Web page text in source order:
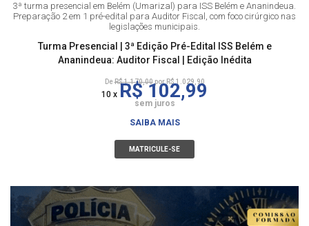
3ª turma presencial em Belém (Umarizal) para ISS Belém e Ananindeua.
Preparação 2 em 1 pré-edital para Auditor Fiscal, com foco cirúrgico nas
legislações municipais.
Turma Presencial | 3ª Edição Pré-Edital ISS Belém e
Ananindeua: Auditor Fiscal | Edição Inédita
DeR$ 1.170,00por R$ 1.029,90
10 x R$ 102,99
sem juros
SAIBA MAIS
MATRICULE-SE